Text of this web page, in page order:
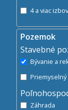
Pozemok
Stavebné
Bývanie a
Záhrada